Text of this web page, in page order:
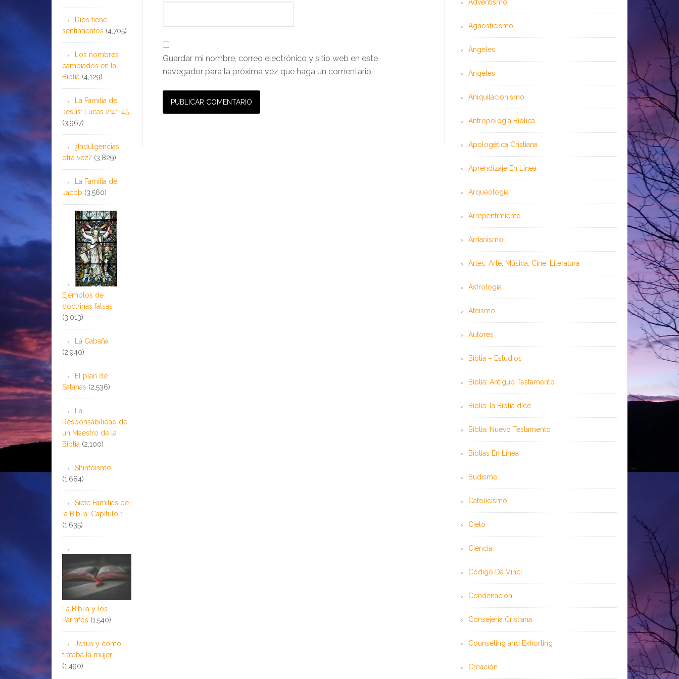
Guardar mi nombre, correo electrónico y sitio web en este
navegador para la próxima vez que haga un comentario.
Adventismo
Agnosticismo
Ángeles
Angeles
Aniquilacionismo
Antropología Bíblica
Apologética Cristiana
Aprendizaje En Línea
Arqueología
Arrepentimiento
Arrianismo
Artes: Arte, Música, Cine, Literatura
Astrología
Ateísmo
Autores
Biblia – Estudios
Biblia: Antiguo Testamento
Biblia: la Biblia dice
Biblia: Nuevo Testamento
Bíblias En Línea
Budismo
Catolicismo
Cielo
Ciencia
Código Da Vinci
Condenación
Consejería Cristiana
Counseling and Exhorting
Creación
Dios tiene
sentimientos (4,705)
Los nombres
cambiados en la
Biblia (4,129)
La Familia de
Jesús: Lucas 2:41-45
(3,967)
¿Indulgencias
otra vez? (3,829)
La Familia de
Jacob (3,560)
Ejemplos de
doctrinas falsas
(3,013)
La Cabaña
(2,940)
El plan de
Satanás (2,536)
La
Responsabilidad de
un Maestro de la
Biblia (2,100)
Shintoísmo
(1,684)
Siete Familias de
la Biblia: Capítulo 1
(1,635)
La Biblia y los
Párrafos (1,540)
Jesús y cómo
trataba la mujer
(1,490)